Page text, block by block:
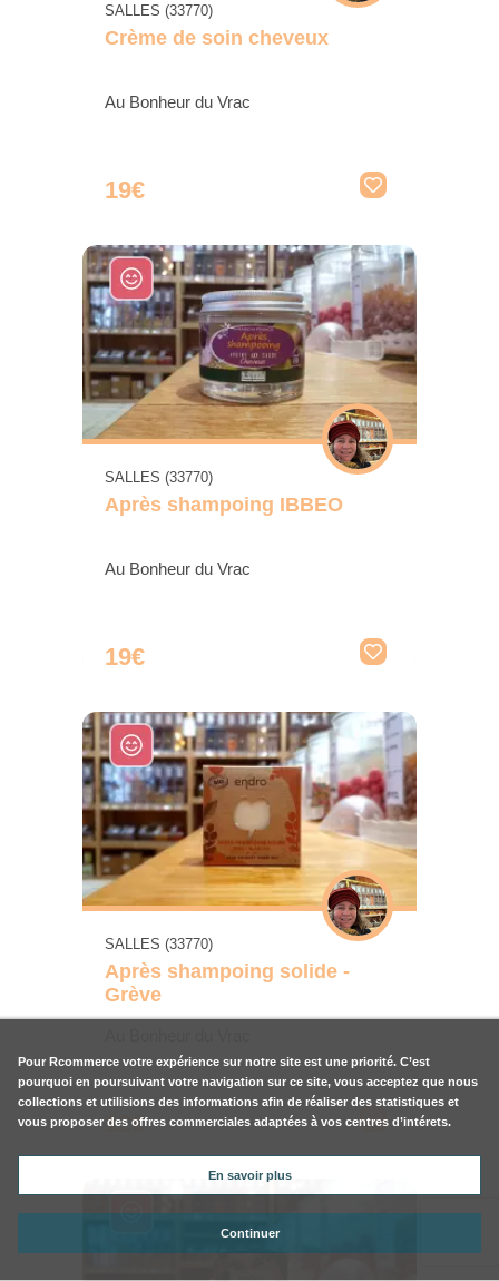
SALLES (33770)
Crème de soin cheveux
Au Bonheur du Vrac
19€
SALLES (33770)
Après shampoing IBBEO
Au Bonheur du Vrac
19€
SALLES (33770)
Après shampoing solide -
Grève
12€
Pour Rcommerce votre expérience sur notre site est une priorité. C’est
pourquoi en poursuivant votre navigation sur ce site, vous acceptez que nous
collections et utilisions des informations afin de réaliser des statistiques et
vous proposer des offres commerciales adaptées à vos centres d’intérets.
En savoir plus
Continuer